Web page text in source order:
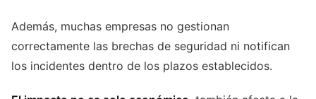
Además, muchas empresas no gestionan
correctamente las brechas de seguridad ni notifican
los incidentes dentro de los plazos establecidos.